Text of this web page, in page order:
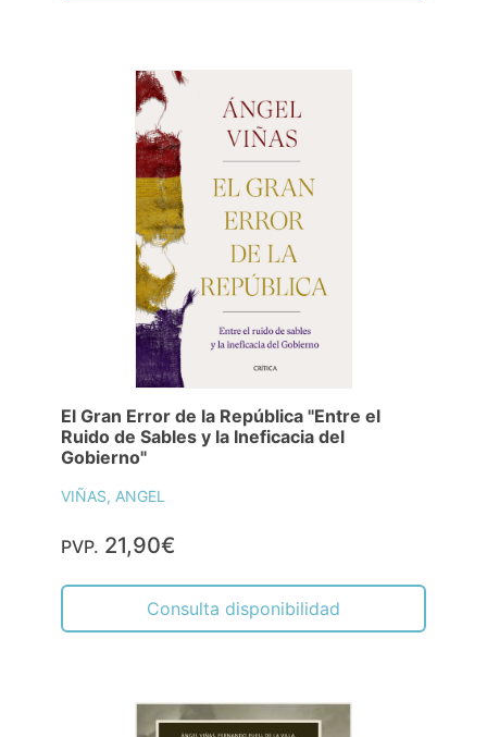
El Gran Error de la República "Entre el
Ruido de Sables y la Ineficacia del
Gobierno"
VIÑAS, ANGEL
PVP. 21,90€
Consulta disponibilidad